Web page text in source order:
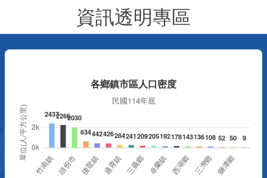
資訊透明專區